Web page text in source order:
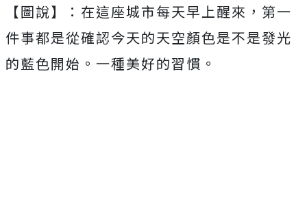
【圖說】：在這座城市每天早上醒來，第一
件事都是從確認今天的天空顏色是不是發光
的藍色開始。一種美好的習慣。